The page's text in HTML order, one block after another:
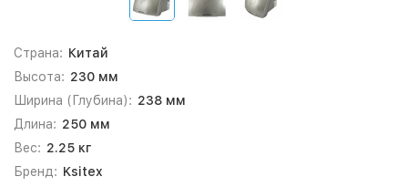
Страна: Китай
Высота: 230 мм
Ширина (Глубина): 238 мм
Длина: 250 мм
Вес: 2.25 кг
Бренд: Ksitex